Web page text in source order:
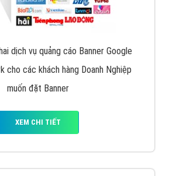
dịch vụ quảng cáo Banner Google
cho các khách hàng Doanh Nghiệp
muốn đặt Banner
XEM CHI TIẾT